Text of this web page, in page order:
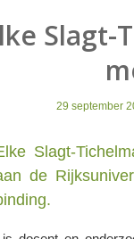
29 september
Slagt-
de